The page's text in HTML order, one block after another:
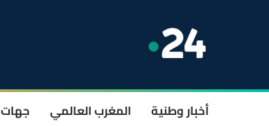
أخبار وطنية المغرب العالمي جهات